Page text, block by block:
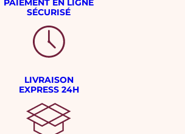
PAIEMENT EN LIGNE
SÉCURISÉ
LIVRAISON
EXPRESS 24H